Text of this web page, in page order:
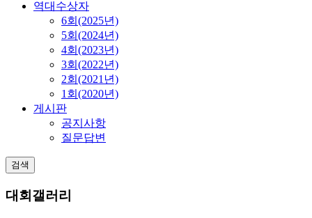
역대수상자
6회(2025년)
5회(2024년)
4회(2023년)
3회(2022년)
2회(2021년)
1회(2020년)
게시판
공지사항
질문답변
검색
대회갤러리